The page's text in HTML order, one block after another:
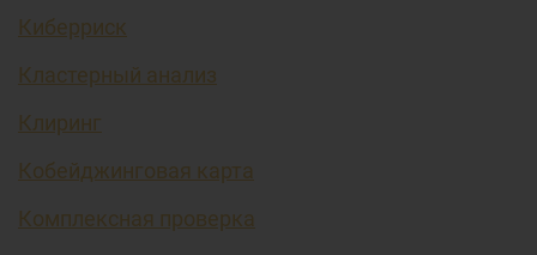
Киберриск
Кластерный анализ
Клиринг
Кобейджинговая карта
Комплексная проверка